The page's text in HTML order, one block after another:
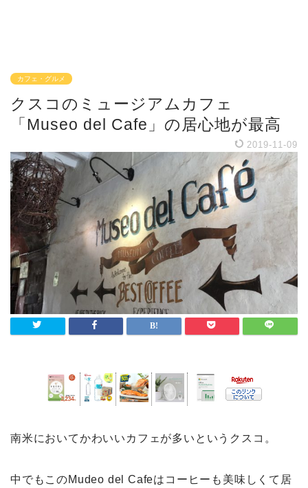
カフェ・グルメ
クスコのミュージアムカフェ
「Museo del Cafe」の居心地が最高
2019-11-09
南米においてかわいいカフェが多いというクスコ。
中でもこのMudeo del Cafeはコーヒーも美味しくて居